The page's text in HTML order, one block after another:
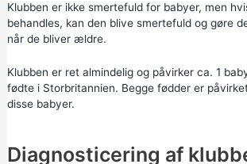
Klubben er ikke smertefuld for babyer, men
behandles, kan den blive smertefuld og gøre
når de bliver ældre.
Klubben er ret almindelig og påvirker ca. 1
fødte i Storbritannien. Begge fødder er
disse babyer.
Diagnosticering af